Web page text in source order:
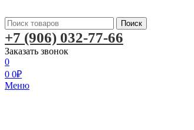
Поиск
+7 (906) 032-77-66
Заказать звонок
0
0 0₽
Меню